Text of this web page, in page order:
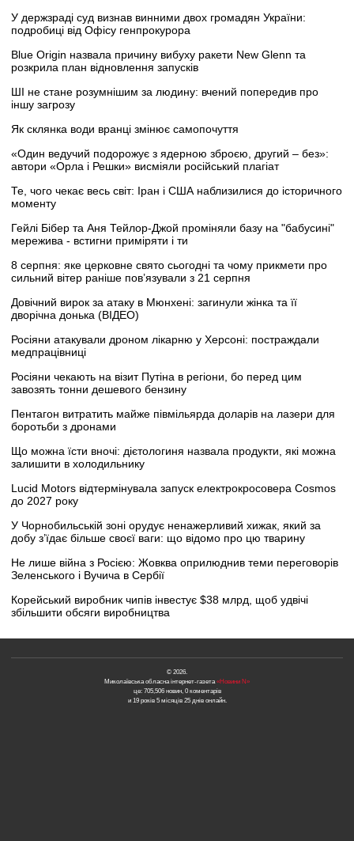
У держзраді суд визнав винними двох громадян України:
подробиці від Офісу генпрокурора
Blue Origin назвала причину вибуху ракети New Glenn та
розкрила план відновлення запусків
ШІ не стане розумнішим за людину: вчений попередив про
іншу загрозу
Як склянка води вранці змінює самопочуття
«Один ведучий подорожує з ядерною зброєю, другий – без»:
автори «Орла і Решки» висміяли російський плагіат
Те, чого чекає весь світ: Іран і США наблизилися до історичного
моменту
Гейлі Бібер та Аня Тейлор-Джой проміняли базу на "бабусині"
мережива - встигни приміряти і ти
8 серпня: яке церковне свято сьогодні та чому прикмети про
сильний вітер раніше пов’язували з 21 серпня
Довічний вирок за атаку в Мюнхені: загинули жінка та її
дворічна донька (ВІДЕО)
Росіяни атакували дроном лікарню у Херсоні: постраждали
медпрацівниці
Росіяни чекають на візит Путіна в регіони, бо перед цим
завозять тонни дешевого бензину
Пентагон витратить майже півмільярда доларів на лазери для
боротьби з дронами
Що можна їсти вночі: дієтологиня назвала продукти, які можна
залишити в холодильнику
Lucid Motors відтермінувала запуск електрокросовера Cosmos
до 2027 року
У Чорнобильській зоні орудує ненажерливий хижак, який за
добу з’їдає більше своєї ваги: що відомо про цю тварину
Не лише війна з Росією: Жовква оприлюднив теми переговорів
Зеленського і Вучича в Сербії
Корейський виробник чипів інвестує $38 млрд, щоб удвічі
збільшити обсяги виробництва
© 2026.
Миколаївська обласна інтернет-газета«Новини N»
це: 705,506 новин, 0 коментарів
и 19 років 5 місяців 25 днів онлайн.